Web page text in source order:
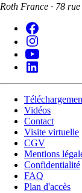
Roth France · 78
Vidéos
Contact
Visite virtuelle
CGV
Mentions
Confidentialité
FAQ
Plan d'accès